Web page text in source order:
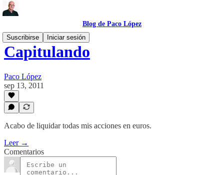
Blog de Paco López
Suscribirse
Iniciar sesión
Capitulando
Paco López
sep 13, 2011
Acabo de liquidar todas mis acciones en euros.
Leer →
Comentarios